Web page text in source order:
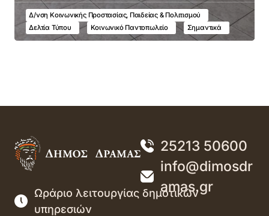
Δ/νση Κοινωνικής Προστασίας, Παιδείας & Πολιτισμού
Δελτία Τύπου
Κοινωνικό Παντοπωλείο Σημαντικά
25213 50600
info@dimosdr
amas.gr
Ωράριο λειτουργίας δημοτικών
υπηρεσιών